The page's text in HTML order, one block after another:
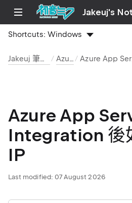
Jakeuj's
Shortcuts:Windows
Jakeuj 筆記本 Azure
Azure App
Integration 後
IP
Last modified: 07 August 2026